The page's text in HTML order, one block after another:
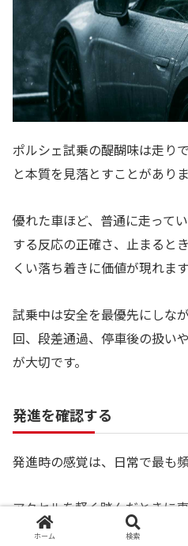
ポルシェ試乗の醍醐味は走り
と本質を見落とすことがありま
優れた車ほど、普通に走って
する反応の正確さ、止まると
くい落ち着きに価値が現れます
試乗中は安全を最優先にしな
回、段差通過、停車後の扱い
が大切です。
発進を確認する
発進時の感覚は、日常で最も
アクセルを軽く踏んだときに
でギクシャクしないか、駐車
ホーム 検索